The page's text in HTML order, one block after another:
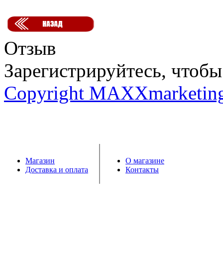
Отзыв
Зарегистрируйтесь,
Copyright
Магазин
Доставка и оплата
О магазине
Контакты